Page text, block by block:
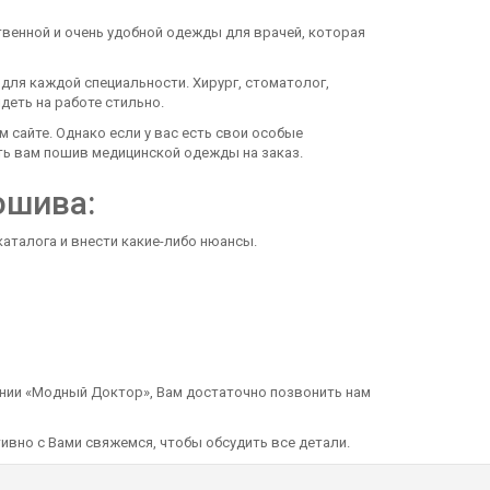
и очень удобной одежды для врачей, которая
каждой специальности. Хирург, стоматолог,
на работе стильно.
Однако если у вас есть свои особые
вам пошив медицинской одежды на заказ.
и внести какие-либо нюансы.
«Модный Доктор», Вам достаточно позвонить нам
с Вами свяжемся, чтобы обсудить все детали.